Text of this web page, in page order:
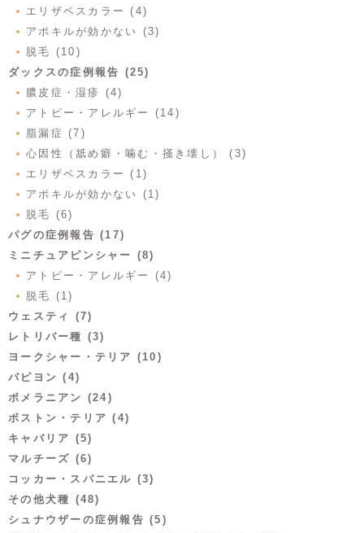
エリザベスカラー (4)
アポキルが効かない (3)
脱毛 (10)
ダックスの症例報告 (25)
膿皮症・湿疹 (4)
アトピー・アレルギー (14)
脂漏症 (7)
心因性（舐め癖・噛む・掻き壊し） (3)
エリザベスカラー (1)
アポキルが効かない (1)
脱毛 (6)
パグの症例報告 (17)
ミニチュアピンシャー (8)
アトピー・アレルギー (4)
脱毛 (1)
ウェスティ (7)
レトリバー種 (3)
ヨークシャー・テリア (10)
パピヨン (4)
ポメラニアン (24)
ボストン・テリア (4)
キャバリア (5)
マルチーズ (6)
コッカー・スパニエル (3)
その他犬種 (48)
シュナウザーの症例報告 (5)